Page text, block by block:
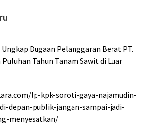
Ungkap Dugaan Pelanggaran Berat PT.
Puluhan Tahun Tanam Sawit di Luar
lp-kpk-soroti-gaya-najamudin-
depan-publik-jangan-sampai-jadi-
menyesatkan/